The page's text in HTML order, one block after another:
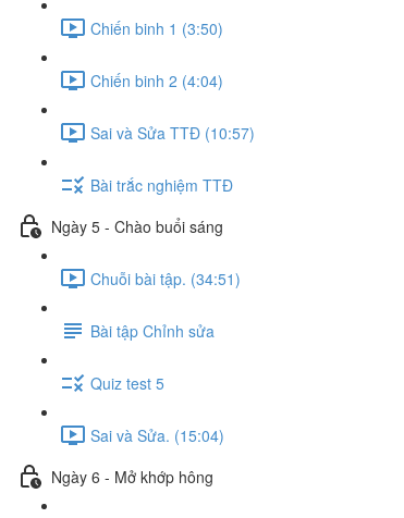
Chiến binh 1 (3:50)
Chiến binh 2 (4:04)
Sai và Sửa TTĐ (10:57)
Bài trắc nghiệm TTĐ
Ngày 5 - Chào buổi sáng
Chuỗi bài tập. (34:51)
Bài tập Chỉnh sửa
Quiz test 5
Sai và Sửa. (15:04)
Ngày 6 - Mở khớp hông